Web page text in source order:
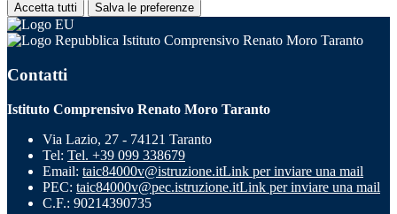
Accetta tutti Salva le preferenze
Istituto Comprensivo Renato Moro Taranto
Contatti
Istituto Comprensivo Renato Moro Taranto
Via Lazio, 27 - 74121 Taranto
Tel: Tel. +39 099 338679
Email: taic84000v@istruzione.itLink per inviare una mail
PEC: taic84000v@pec.istruzione.itLink per inviare una mail
C.F.: 90214390735